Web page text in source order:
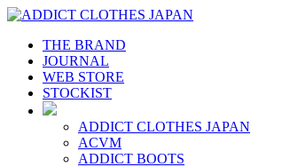
THE BRAND
JOURNAL
WEB STORE
STOCKIST
ADDICT CLOTHES JAPAN
ACVM
ADDICT BOOTS